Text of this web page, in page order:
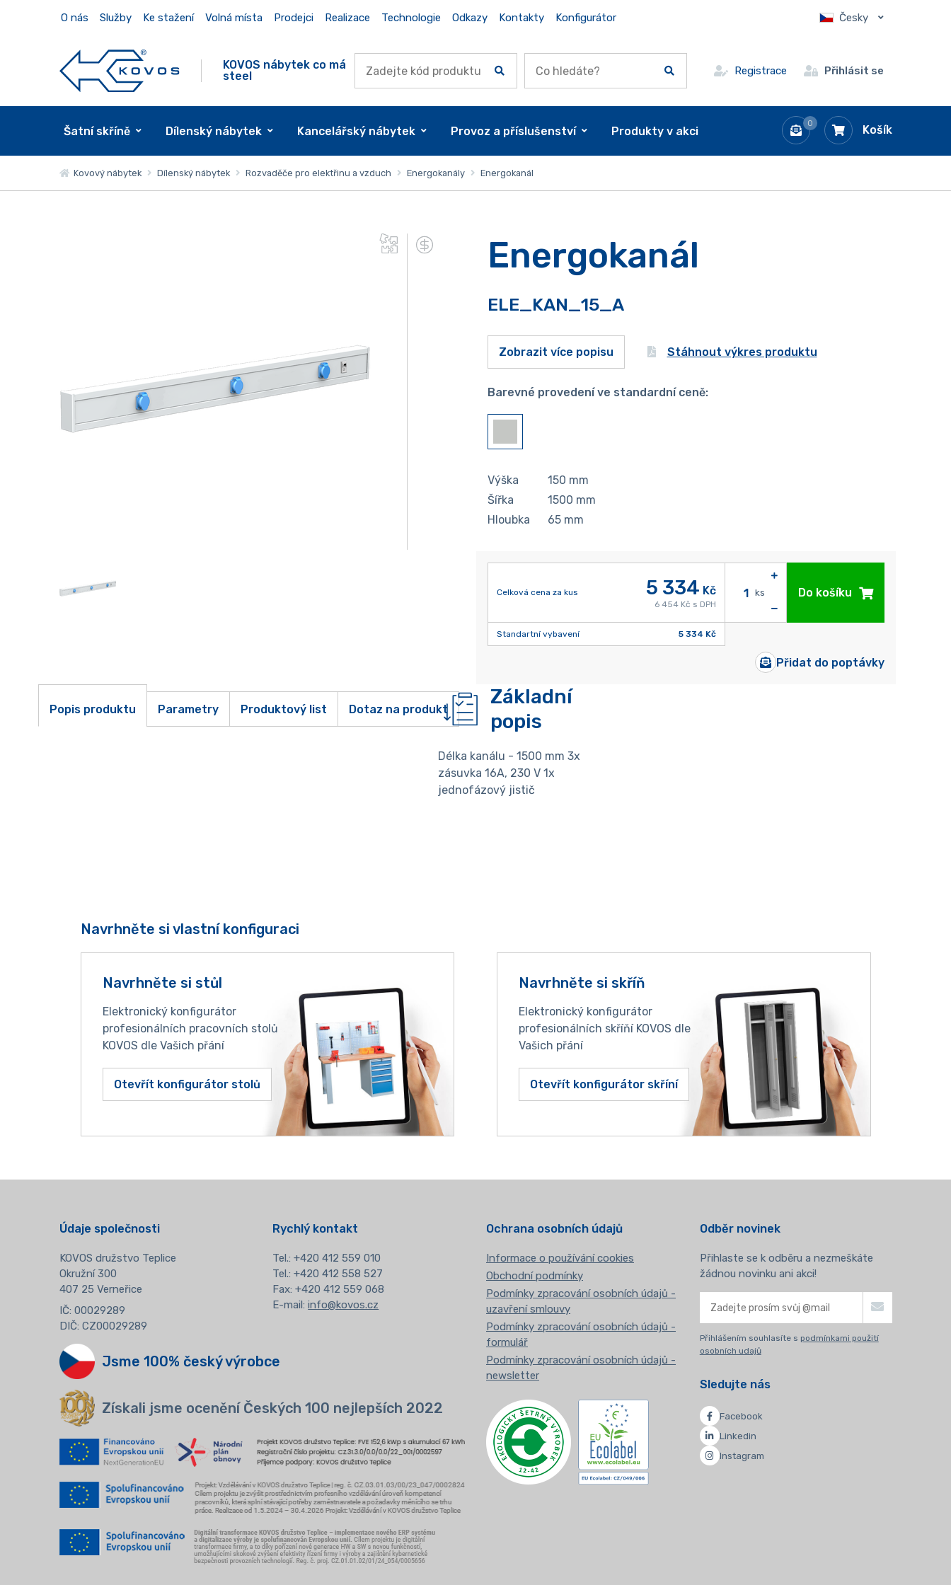
O nás Služby Ke stažení Volná místa Prodejci Realizace Technologie Odkazy Kontakty Konfigurátor Česky
KOVOS nábytek co má
steel
Registrace Přihlásit se
0 Košík
Šatní skříně Dílenský nábytek Kancelářský nábytek Provoz a příslušenství Produkty v akci
Kovový nábytek Dílenský nábytek Rozvaděče pro elektřinu a vzduch Energokanály Energokanál
Energokanál
ELE_KAN_15_A
Zobrazit více popisu Stáhnout výkres produktu
Barevné provedení ve standardní ceně:
Výška 150 mm
Šířka
1500 mm
Hloubka
65mm
Celková cena za kus 5 334 Kč
6 454 Kč s DPH
Standartní vybavení 5 334 Kč
ks Do košíku
Přidat do poptávky
Popis produktu Parametry Produktový list Dotaz na produkt
Základní
popis
Délka kanálu - 1500 mm 3x
zásuvka 16A, 230 V 1x
jednofázový jistič
Navrhněte si vlastní konfiguraci
Navrhněte si stůl
Elektronický konfigurátor
profesionálních pracovních stolů
KOVOS dle Vašich přání
Otevřít konfigurátor stolů
Navrhněte si skříň
Elektronický konfigurátor
profesionálních skříňí KOVOS dle
Vašich přání
Otevřít konfigurátor skříní
Údaje společnosti
KOVOS družstvo Teplice
Okružní 300
407 25 Verneřice
IČ: 00029289
DIČ: CZ00029289
Rychlý kontakt
Tel.:+420 412 559 010
Tel.: +420 412 558 527
Fax: +420 412 559 068
E-mail:info@kovos.cz
Jsme 100% český výrobce
Získali jsme ocenění Českých 100 nejlepších 2022
Ochrana osobních údajů
Informace o používání cookies
Obchodní podmínky
Podmínky zpracování osobních údajů -
uzavření smlouvy
Podmínky zpracování osobních údajů -
formulář
Podmínky zpracování osobních údajů -
newsletter
Odběr novinek
Přihlaste se k odběru a nezmeškáte
žádnou novinku ani akci!
Přihlášením souhlasíte s podmínkami použití
osobních udajů
Sledujte nás
Facebook
Linkedin
Instagram